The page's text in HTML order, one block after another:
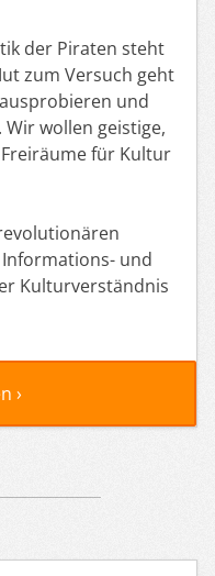
der Piraten steht
zum Versuch geht
und
wollen geistige,
für Kultur
und
Kulturverständnis
›